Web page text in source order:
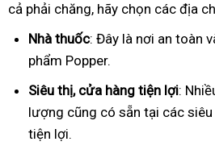
cả phải chăng, hãy chọn các địa
Nhà thuốc: Đây là nơi an toàn
phẩm Popper.
Siêu thị, cửa hàng tiện lợi:
lượng cũng có sẵn tại các
tiện lợi.